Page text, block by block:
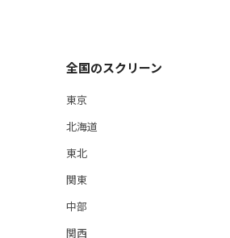
全国のスクリーン
東京
北海道
東北
関東
中部
関西